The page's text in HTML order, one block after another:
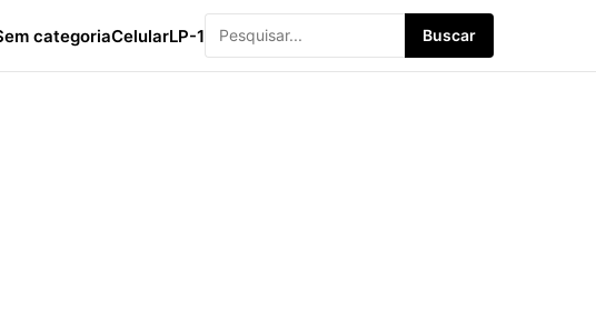
categoriaCelularLP-1 Buscar